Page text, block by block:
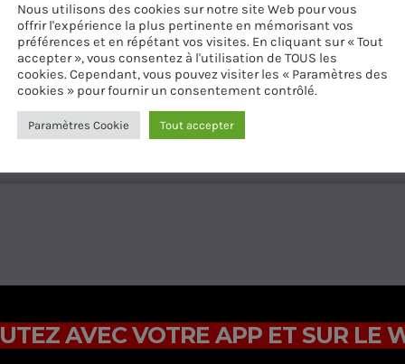
D’ARTICLES (0)
pour ajouter un commentaire.Connectez-vous
AVEC VOTRE APP ET SUR LE
Nous utilisons des cookies sur notre site Web pour vous
offrir l'expérience la plus pertinente en mémorisant vos
préférences et en répétant vos visites. En cliquant sur « Tout
accepter », vous consentez à l'utilisation de TOUS les
cookies. Cependant, vous pouvez visiter les « Paramètres des
cookies » pour fournir un consentement contrôlé.
Paramètres Cookie Tout accepter